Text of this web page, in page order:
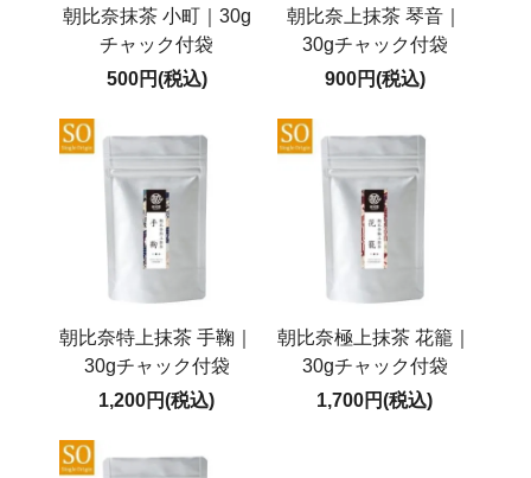
朝比奈抹茶 小町｜30g
チャック付袋
500円(税込)
朝比奈上抹茶 琴音｜
30gチャック付袋
900円(税込)
朝比奈特上抹茶 手鞠｜
30gチャック付袋
1,200円(税込)
朝比奈極上抹茶 花籠｜
30gチャック付袋
1,700円(税込)